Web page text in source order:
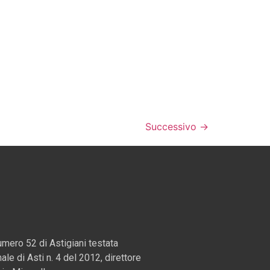
Successivo →
52 di Astigiani testata
di Asti n. 4 del 2012, direttore